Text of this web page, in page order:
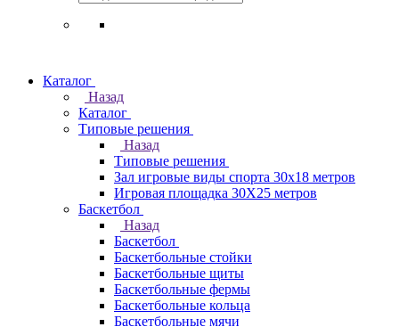
Каталог
Назад
Каталог
Типовые решения
Назад
Типовые решения
Зал игровые виды спорта 30x18 метров
Игровая площадка 30Х25 метров
Баскетбол
Назад
Баскетбол
Баскетбольные стойки
Баскетбольные щиты
Баскетбольные фермы
Баскетбольные кольца
Баскетбольные мячи